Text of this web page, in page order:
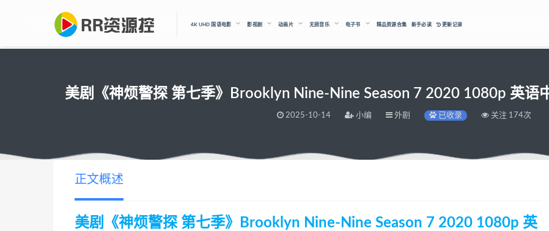
4K UHD 国语电影 影视剧 动画片 无损音乐 电子书 精品资源合集 新手必读 更新记录
美剧《神烦警探 第七季》Brooklyn Nine-Nine Season 7 2020 1080p 英语
2025-10-14 小编 外剧 已收录 关注 174次
正文概述
美剧《神烦警探 第七季》Brooklyn Nine-Nine Season 7 2020 1080p 英